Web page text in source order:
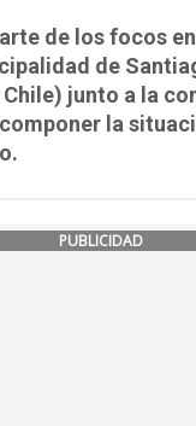
de los focos
de
junto a la
la
PUBLICIDAD